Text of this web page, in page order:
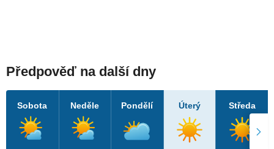
Předpověď na další dny
Sobota Neděle Pondělí Úterý Středa